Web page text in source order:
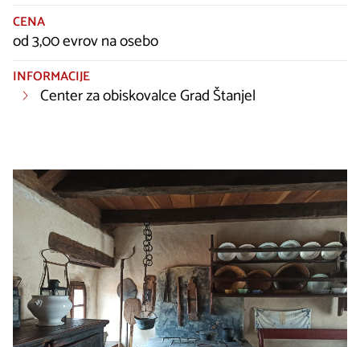
CENA
od 3,00 evrov na osebo
INFORMACIJE
Center za obiskovalce Grad Štanjel